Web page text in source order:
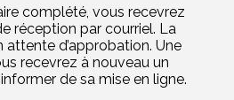
complété, vous recevrez
réception par courriel. La
attente d’approbation. Une
recevrez à nouveau un
de sa mise en ligne.